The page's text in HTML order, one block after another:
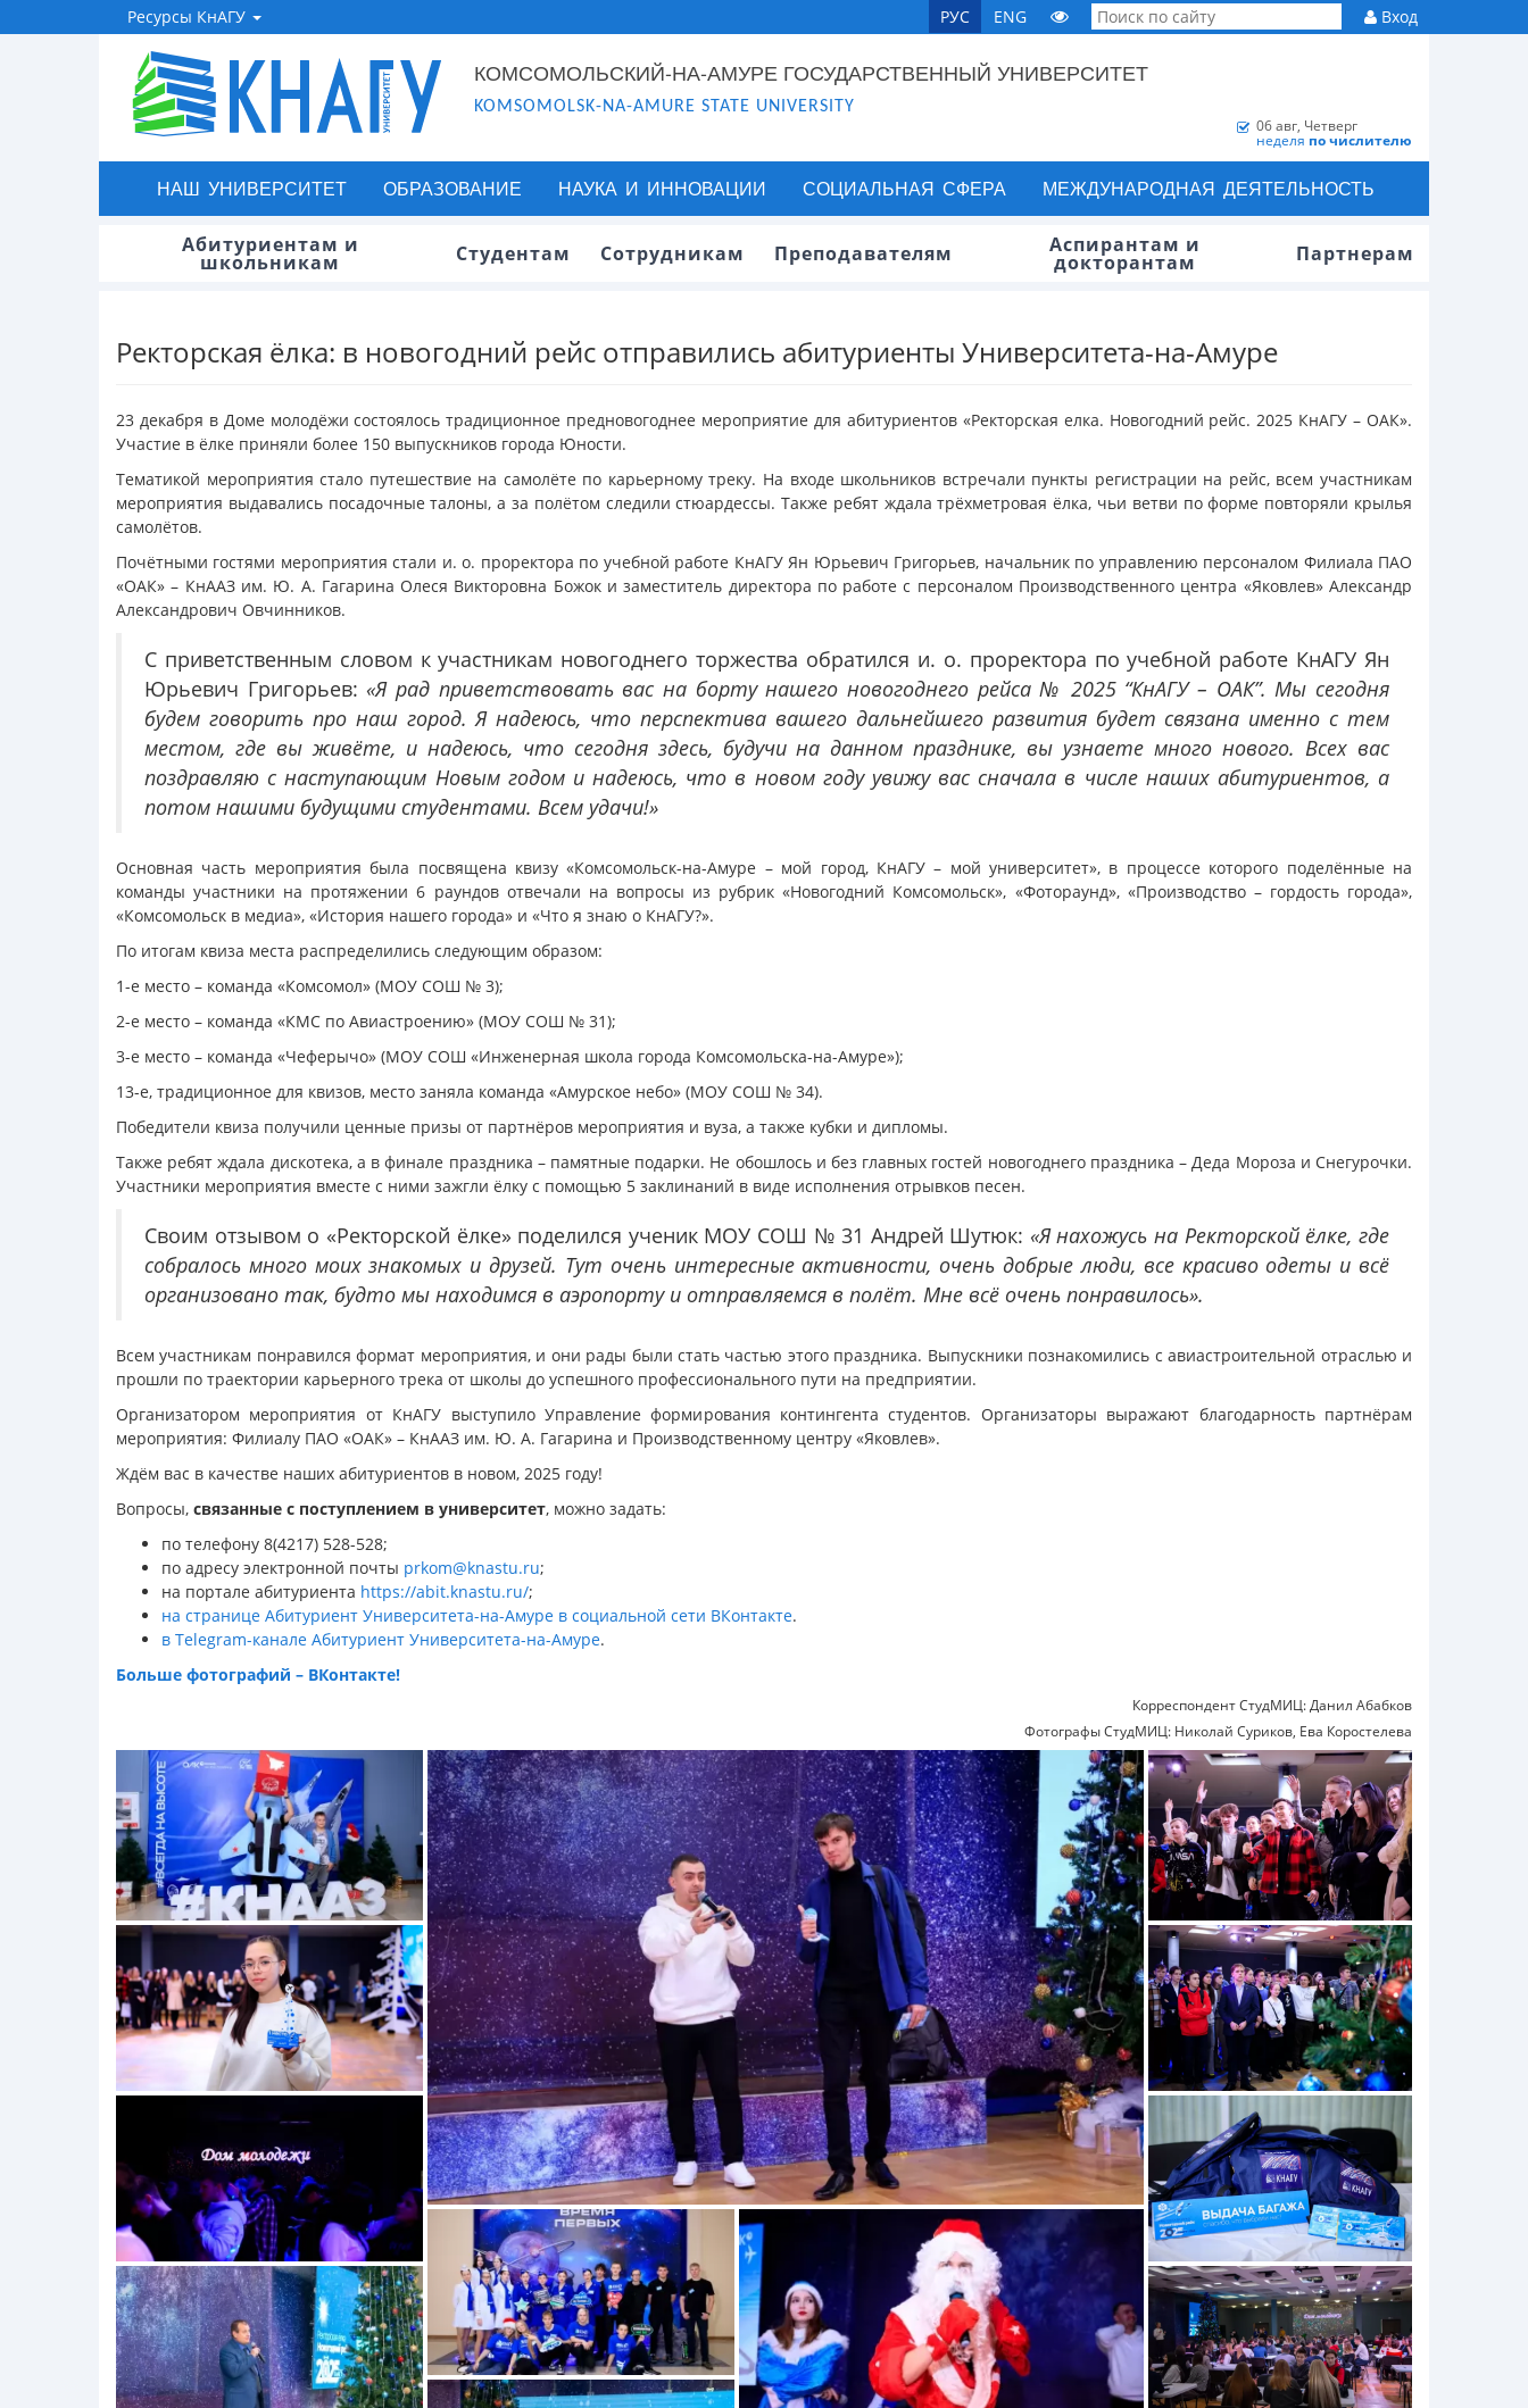
Ресурсы КнАГУ РУС ENG Вход
КОМСОМОЛЬСКИЙ-НА-АМУРЕ ГОСУДАРСТВЕННЫЙ УНИВЕРСИТЕТ
KOMSOMOLSK-NA-AMURE STATE UNIVERSITY
06 авг, Четверг
неделя по числителю
НАШ УНИВЕРСИТЕТ ОБРАЗОВАНИЕ НАУКА И ИННОВАЦИИ СОЦИАЛЬНАЯ СФЕРА МЕЖДУНАРОДНАЯ ДЕЯТЕЛЬНОСТЬ
Абитуриентам и
школьникам Студентам Сотрудникам Преподавателям Аспирантам и
докторантам Партнерам
Ректорская ёлка: в новогодний рейс отправились абитуриенты Университета-на-Амуре
23 декабря в Доме молодёжи состоялось традиционное предновогоднее мероприятие для абитуриентов «Ректорская елка. Новогодний рейс. 2025 КнАГУ – ОАК».
Участие в ёлке приняли более 150 выпускников города Юности.
Тематикой мероприятия стало путешествие на самолёте по карьерному треку. На входе школьников встречали пункты регистрации на рейс, всем участникам
мероприятия выдавались посадочные талоны, а за полётом следили стюардессы. Также ребят ждала трёхметровая ёлка, чьи ветви по форме повторяли крылья
самолётов.
Почётными гостями мероприятия стали и. о. проректора по учебной работе КнАГУ Ян Юрьевич Григорьев, начальник по управлению персоналом Филиала ПАО
«ОАК» – КнААЗ им. Ю. А. Гагарина Олеся Викторовна Божок и заместитель директора по работе с персоналом Производственного центра «Яковлев» Александр
Александрович Овчинников.
С приветственным словом к участникам новогоднего торжества обратился и. о. проректора по учебной работе КнАГУ Ян
Юрьевич Григорьев:«Я рад приветствовать вас на борту нашего новогоднего рейса № 2025 “КнАГУ – ОАК”. Мы сегодня
будем говорить про наш город. Я надеюсь, что перспектива вашего дальнейшего развития будет связана именно с тем
местом, где вы живёте, и надеюсь, что сегодня здесь, будучи на данном празднике, вы узнаете много нового. Всех вас
поздравляю с наступающим Новым годом и надеюсь, что в новом году увижу вас сначала в числе наших абитуриентов, а
потом нашими будущими студентами. Всем удачи!»
Основная часть мероприятия была посвящена квизу «Комсомольск-на-Амуре – мой город, КнАГУ – мой университет», в процессе которого поделённые на
команды участники на протяжении 6 раундов отвечали на вопросы из рубрик «Новогодний Комсомольск», «Фотораунд», «Производство – гордость города»,
«Комсомольск в медиа», «История нашего города» и «Что я знаю о КнАГУ?».
По итогам квиза места распределились следующим образом:
1-е место – команда «Комсомол» (МОУ СОШ № 3);
2-е место – команда «КМС по Авиастроению» (МОУ СОШ № 31);
3-е место – команда «Чеферычо» (МОУ СОШ «Инженерная школа города Комсомольска-на-Амуре»);
13-е, традиционное для квизов, место заняла команда «Амурское небо» (МОУ СОШ № 34).
Победители квиза получили ценные призы от партнёров мероприятия и вуза, а также кубки и дипломы.
Также ребят ждала дискотека, а в финале праздника – памятные подарки. Не обошлось и без главных гостей новогоднего праздника – Деда Мороза и Снегурочки.
Участники мероприятия вместе с ними зажгли ёлку с помощью 5 заклинаний в виде исполнения отрывков песен.
Своим отзывом о «Ректорской ёлке» поделился ученик МОУ СОШ № 31 Андрей Шутюк: «Я нахожусь на Ректорской ёлке, где
собралось много моих знакомых и друзей. Тут очень интересные активности, очень добрые люди, все красиво одеты и всё
организовано так, будто мы находимся в аэропорту и отправляемся в полёт. Мне всё очень понравилось».
Всем участникам понравился формат мероприятия, и они рады были стать частью этого праздника. Выпускники познакомились с авиастроительной отраслью и
прошли по траектории карьерного трека от школы до успешного профессионального пути на предприятии.
Организатором мероприятия от КнАГУ выступило Управление формирования контингента студентов. Организаторы выражают благодарность партнёрам
мероприятия: Филиалу ПАО «ОАК» – КнААЗ им. Ю. А. Гагарина и Производственному центру «Яковлев».
Ждём вас в качестве наших абитуриентов в новом, 2025 году!
Вопросы, связанные с поступлением в университет, можно задать:
по телефону 8(4217) 528-528;
по адресу электронной почты prkom@knastu.ru;
на портале абитуриента https://abit.knastu.ru/;
на странице Абитуриент Университета-на-Амуре в социальной сети ВКонтакте.
в Telegram-канале Абитуриент Университета-на-Амуре.
Больше фотографий – ВКонтакте!
Корреспондент СтудМИЦ: Данил Абабков
Фотографы СтудМИЦ: Николай Суриков, Ева Коростелева